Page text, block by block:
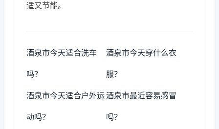
适又节能。
酒泉市今天适合洗车
吗？
酒泉市今天穿什么衣
服？
酒泉市今天适合户外运
动吗？
酒泉市最近容易感冒
吗？